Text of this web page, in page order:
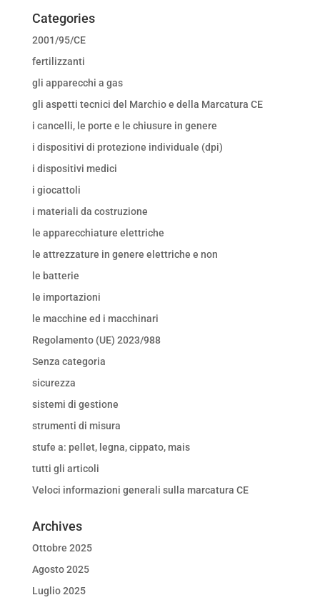
Categories
2001/95/CE
fertilizzanti
gli apparecchi a gas
gli aspetti tecnici del Marchio e della Marcatura CE
i cancelli, le porte e le chiusure in genere
i dispositivi di protezione individuale (dpi)
i dispositivi medici
i giocattoli
i materiali da costruzione
le apparecchiature elettriche
le attrezzature in genere elettriche e non
le batterie
le importazioni
le macchine ed i macchinari
Regolamento (UE) 2023/988
Senza categoria
sicurezza
sistemi di gestione
strumenti di misura
stufe a: pellet, legna, cippato, mais
tutti gli articoli
Veloci informazioni generali sulla marcatura CE
Archives
Ottobre 2025
Agosto 2025
Luglio 2025